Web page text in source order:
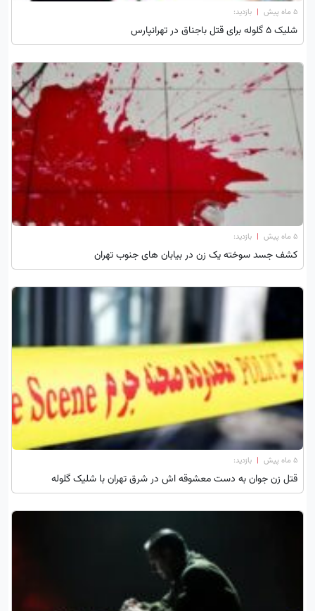
۵ ماه پیش | بازدید:
شلیک 5 گلوله برای قتل باجناق در تهرانپارس
۵ ماه پیش | بازدید:
کشف جسد سوخته یک زن در بیابان های جنوب تهران
۵ ماه پیش | بازدید:
قتل زن جوان به دست معشوقه اش در شرق تهران با شلیک گلوله